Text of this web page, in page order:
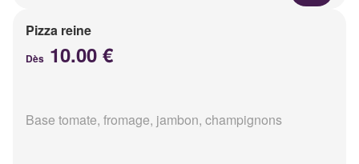
Pizza reine
Dès 10.00 €
Base tomate, fromage, jambon, champignons